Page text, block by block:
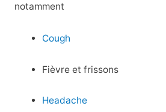
notamment
Cough
Fièvre et frissons
Headache